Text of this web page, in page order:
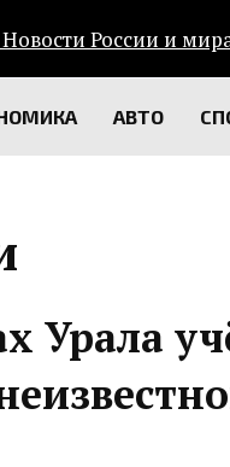
АВТО
Урала